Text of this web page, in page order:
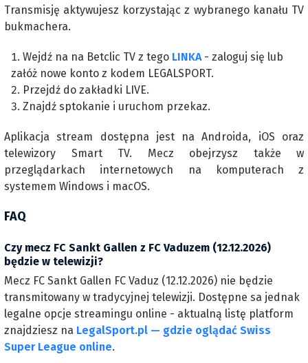
Transmisję aktywujesz korzystając z wybranego kanału TV
bukmachera.
Wejdź na na Betclic TV z tego LINKA- zaloguj się lub
załóż nowe konto z kodem LEGALSPORT.
Przejdź do zakładki LIVE.
Znajdź sptokanie i uruchom przekaz.
Aplikacja stream dostępna jest na Androida, iOS oraz
telewizory Smart TV. Mecz obejrzysz także w
przeglądarkach internetowych na komputerach z
systemem Windows i macOS.
FAQ
Czy mecz FC Sankt Gallen z FC Vaduzem (12.12.2026)
będzie w telewizji?
Mecz FC Sankt Gallen FC Vaduz (12.12.2026) nie będzie
transmitowany w tradycyjnej telewizji. Dostępne sa jednak
legalne opcje streamingu online - aktualną listę platform
znajdziesz na LegalSport.pl — gdzie oglądać Swiss
Super League online.